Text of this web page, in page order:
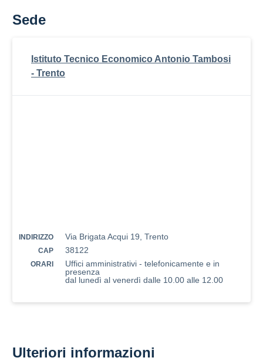
Sede
Istituto Tecnico Economico Antonio Tambosi
- Trento
INDIRIZZO Via Brigata Acqui 19, Trento
CAP 38122
ORARI
Uffici amministrativi - telefonicamente e in
presenza
dal lunedì al venerdì dalle 10.00 alle 12.00
Ulteriori informazioni